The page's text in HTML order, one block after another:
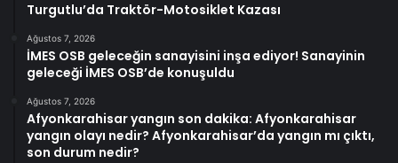
Turgutlu’da Traktör-Motosiklet Kazası
Ağustos 7, 2026
İMES OSB geleceğin sanayisini inşa ediyor! Sanayinin
geleceği İMES OSB’de konuşuldu
Ağustos 7, 2026
Afyonkarahisar yangın son dakika: Afyonkarahisar
yangın olayı nedir? Afyonkarahisar’da yangın mı çıktı,
son durum nedir?